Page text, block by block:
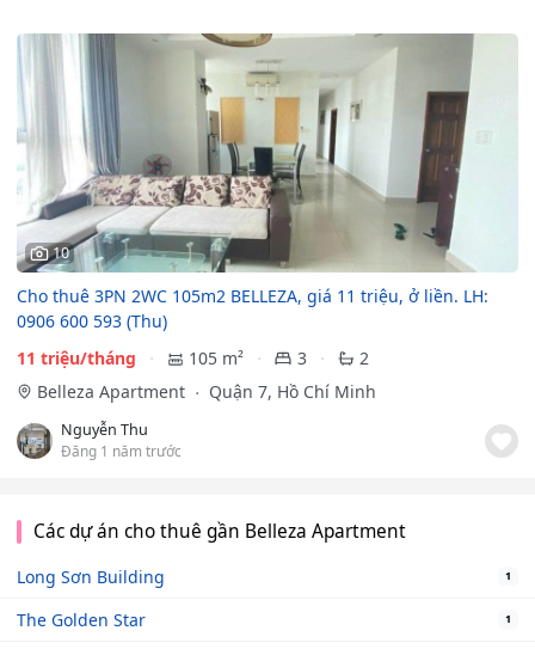
10
Cho thuê 3PN 2WC 105m2 BELLEZA, giá 11 triệu, ở liền. LH:
0906 600 593 (Thu)
11 triệu/tháng
105 m² 3
2
Belleza Apartment
Quận 7, Hồ Chí Minh
Nguyễn Thu
Đăng 1 năm trước
Các dự án cho thuê gần Belleza Apartment
Long Sơn Building 1
The Golden Star 1